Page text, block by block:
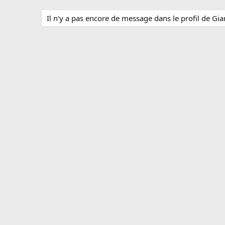
Il n'y a pas encore de message dans le profil de